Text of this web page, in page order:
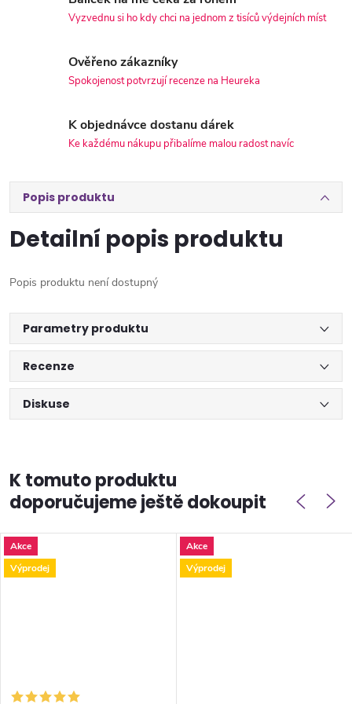
Vyzvednu si ho kdy chci na jednom z tisíců výdejních míst
Ověřeno zákazníky
Spokojenost potvrzují recenze na Heureka
K objednávce dostanu dárek
Ke každému nákupu přibalíme malou radost navíc
Popis produktu
Detailní popis produktu
Popis produktu není dostupný
Parametry produktu
Recenze
Diskuse
K tomuto produktu
doporučujeme ještě dokoupit
Akce
Výprodej
Akce
Výprodej